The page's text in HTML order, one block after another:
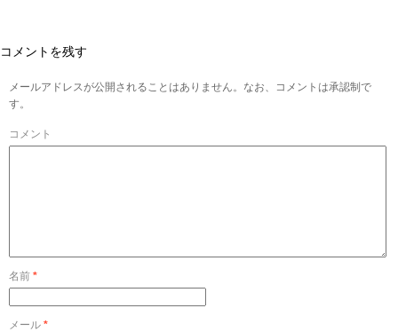
コメントを残す
メールアドレスが公開されることはありません。なお、コメントは承認制で
す。
コメント
名前 *
メール *